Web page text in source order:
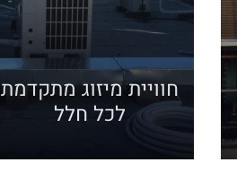
חוויית מיזוג מתקדמת
לכל חלל